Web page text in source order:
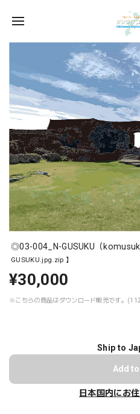
◎03-004_N-GUSUKU（
GUSUKU.jpg.zip 】
¥30,000
※こちらの商品はダウンロード販売です。
Ship to
Add
日本国内にお